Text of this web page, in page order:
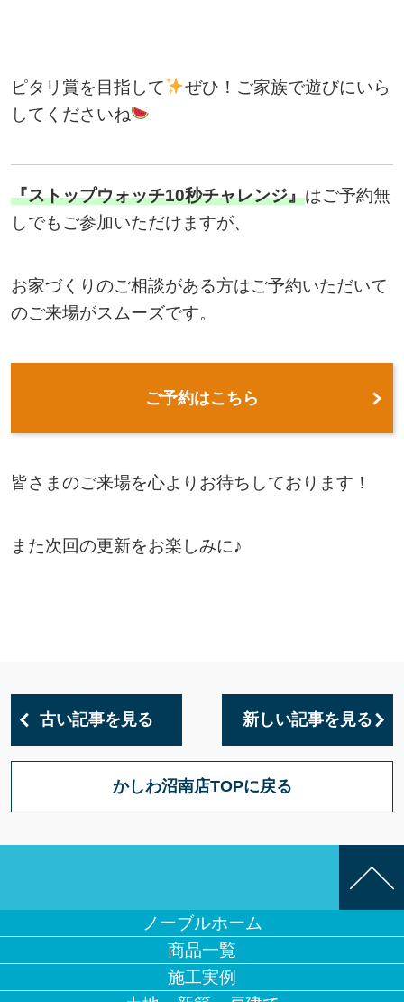
ピタリ賞を目指して
ぜひ！ご家族で遊びにいら
してくださいね
『ストップウォッチ10秒チャレンジ』はご予約無
しでもご参加いただけますが、
お家づくりのご相談がある方はご予約いただいて
のご来場がスムーズです。
ご予約はこちら
皆さまのご来場を心よりお待ちしております！
また次回の更新をお楽しみに♪
古い記事を見る 新しい記事を見る
かしわ沼南店TOPに戻る
ノーブルホーム
商品一覧
施工実例